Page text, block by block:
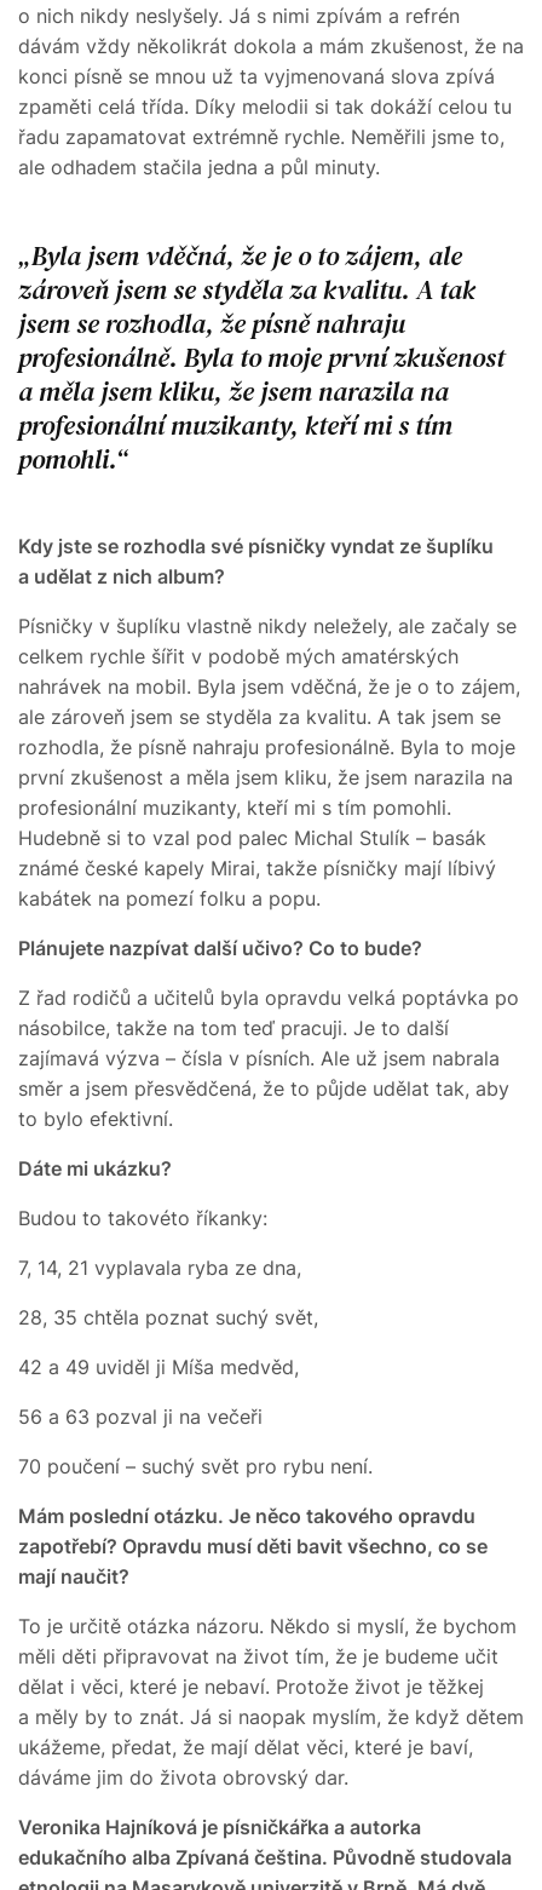
o nich nikdy neslyšely. Já s nimi zpívám a refrén
dávám vždy několikrát dokola a mám zkušenost, že na
konci písně se mnou už ta vyjmenovaná slova zpívá
zpaměti celá třída. Díky melodii si tak dokáží celou tu
řadu zapamatovat extrémně rychle. Neměřili jsme to,
ale odhadem stačila jedna a půl minuty.
Byla jsem vděčná, že je o to zájem, ale
zároveň jsem se styděla za kvalitu. A tak
jsem se rozhodla, že písně nahraju
profesionálně. Byla to moje první zkušenost
a měla jsem kliku, že jsem narazila na
profesionální muzikanty, kteří mi s tím
pomohli.
Kdy jste se rozhodla své písničky vyndat ze šuplíku
a udělat z nich album?
Písničky v šuplíku vlastně nikdy neležely, ale začaly se
celkem rychle šířit v podobě mých amatérských
nahrávek na mobil. Byla jsem vděčná, že je o to zájem,
ale zároveň jsem se styděla za kvalitu. A tak jsem se
rozhodla, že písně nahraju profesionálně. Byla to moje
první zkušenost a měla jsem kliku, že jsem narazila na
profesionální muzikanty, kteří mi s tím pomohli.
Hudebně si to vzal pod palec Michal Stulík – basák
známé české kapely Mirai, takže písničky mají líbivý
kabátek na pomezí folku a popu.
Plánujete nazpívat další učivo? Co to bude?
Z řad rodičů a učitelů byla opravdu velká poptávka po
násobilce, takže na tom teď pracuji. Je to další
zajímavá výzva – čísla v písních. Ale už jsem nabrala
směr a jsem přesvědčená, že to půjde udělat tak, aby
to bylo efektivní.
Dáte mi ukázku?
Budou to takovéto říkanky:
7, 14, 21 vyplavala ryba ze dna,
28, 35 chtěla poznat suchý svět,
42 a 49 uviděl ji Míša medvěd,
56 a 63 pozval ji na večeři
70 poučení – suchý svět pro rybu není.
Mám poslední otázku. Je něco takového opravdu
zapotřebí? Opravdu musí děti bavit všechno, co se
mají naučit?
To je určitě otázka názoru. Někdo si myslí, že bychom
měli děti připravovat na život tím, že je budeme učit
dělat i věci, které je nebaví. Protože život je těžkej
a měly by to znát. Já si naopak myslím, že když dětem
ukážeme, předat, že mají dělat věci, které je baví,
dáváme jim do života obrovský dar.
Veronika Hajníková je písničkářka a autorka
edukačního alba Zpívaná čeština. Původně studovala